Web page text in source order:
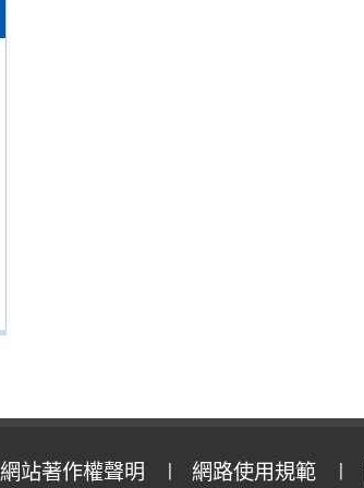
網站著作權聲明 網路使用規範